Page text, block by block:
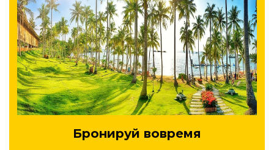
Бронируй вовремя